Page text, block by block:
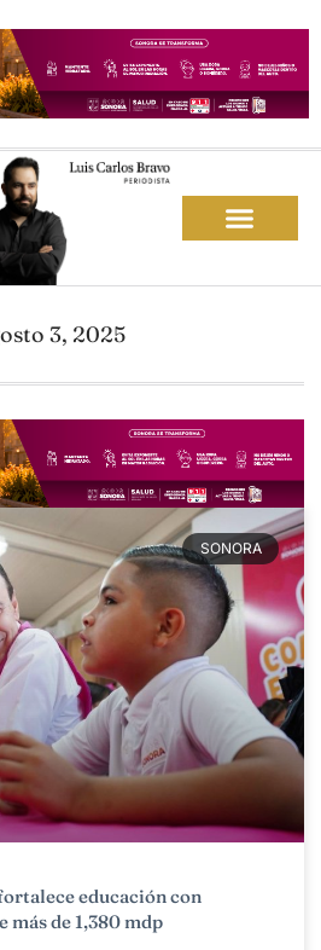
3, 2025
SONORA
educación con
de 1,380 mdp